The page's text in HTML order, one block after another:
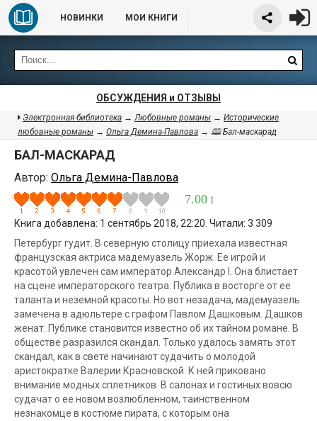
НОВИНКИ МОИ КНИГИ
ОБСУЖДЕНИЯ и ОТЗЫВЫ
Электронная библиотека →Любовные романы → Исторические
любовные романы → Ольга Демина-Павлова → 🕮 Бал-маскарад
БАЛ-МАСКАРАД
Автор: Ольга Демина-Павлова
7.00 1
Книга добавлена: 1 сентябрь 2018, 22:20. Читали: 3 309
Петербург гудит. В северную столицу приехала известная
французская актриса мадемуазель Жорж. Ее игрой и
красотой увлечен сам император Александр I. Она блистает
на сцене императорского театра. Публика в восторге от ее
таланта и неземной красоты. Но вот незадача, мадемуазель
замечена в адюльтере с графом Павлом Дашковым. Дашков
женат. Публике становится известно об их тайном романе. В
обществе разразился скандал. Только удалось замять этот
скандал, как в свете начинают судачить о молодой
аристократке Валерии Красновской. К ней приковано
внимание модных сплетников. В салонах и гостиных вовсю
судачат о ее новом возлюбленном, таинственном
незнакомце в костюме пирата, с которым она